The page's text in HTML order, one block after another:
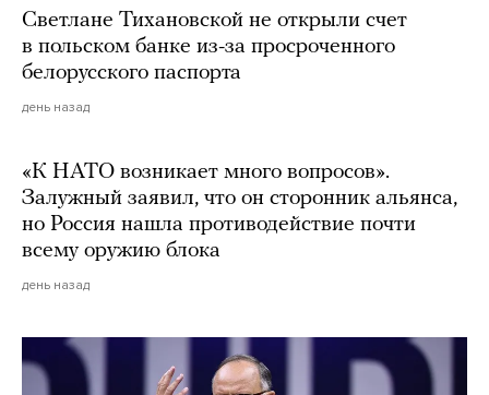
Светлане Тихановской не открыли счет
в польском банке из-за просроченного
белорусского паспорта
день назад
«К НАТО возникает много вопросов».
Залужный заявил, что он сторонник альянса,
но Россия нашла противодействие почти
всему оружию блока
день назад